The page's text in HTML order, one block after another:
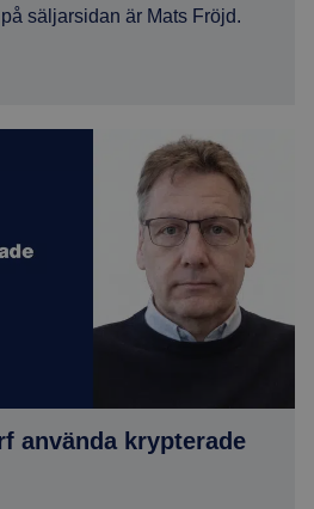
säljarsidan är Mats Fröjd.
krypterade passerbrickor
använda krypterade